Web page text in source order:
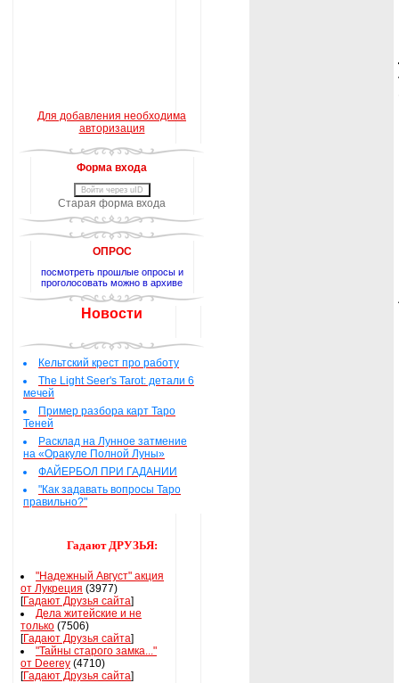
Для добавления необходима
авторизация
Форма входа
Войти через uID
Старая форма входа
ОПРОС
посмотреть прошлые опросы и
проголосовать можно в архиве
Новости
Кельтский крест про работу
The Light Seer's Tarot: детали 6
мечей
Пример разбора карт Таро
Теней
Расклад на Лунное затмение
на «Оракуле Полной Луны»
ФАЙЕРБОЛ ПРИ ГАДАНИИ
"Как задавать вопросы Таро
правильно?"
Гадают ДРУЗЬЯ:
"Надежный Август" акция
от Лукреция (3977)
[Гадают Друзья сайта]
Дела житейские и не
только (7506)
[Гадают Друзья сайта]
"Тайны старого замка..."
от Deerey (4710)
[Гадают Друзья сайта]